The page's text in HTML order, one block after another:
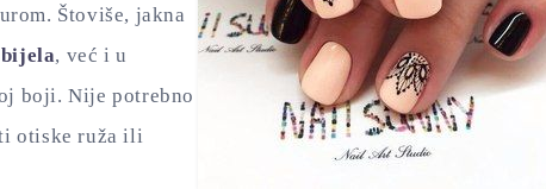
Štoviše, jakna
bijela, već i u
boji. Nije potrebno
otiske ruža ili